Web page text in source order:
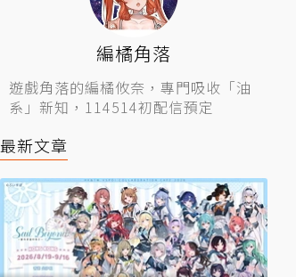
編橘角落
遊戲角落的編橘攸奈，專門吸收「油
系」新知，114514初配信預定
最新文章